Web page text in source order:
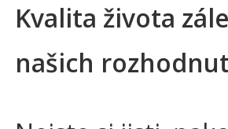
Kvalita života
našich